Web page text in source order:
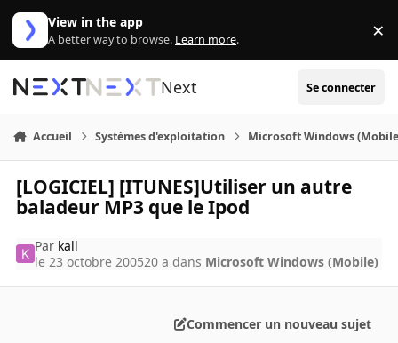
Aller au contenu
View in the app
A better way to browse. Learn more. ×
Next Se connecter
Accueil Systèmes d'exploitation Microsoft Windows
[LOGICIEL] [ITUNES]Utiliser un autre
baladeur MP3 que le Ipod
Par kall
le 23 octobre 200520 a dans Microsoft Windows (Mobile)
Commencer un nouveau sujet